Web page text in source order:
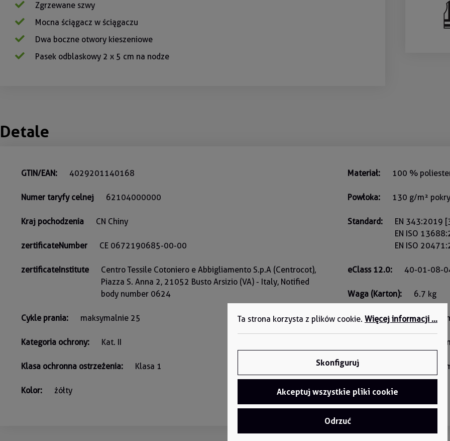
Zgrzewane szwy
Mocna ściągacz w ściągaczu
Dwa boczne otwory kieszeniowe
Pasek odblaskowy 2 x 5 cm na nodze
Detale
GTIN/EAN: 4029201140168
Numer taryfy celnej 62104000000
Kraj pochodzenia CN Chiny
zertificateNumber CE 0672190685-00-00
zertificateInstitute
Centro Tessile Cotoniero e Abbigliamento S.p.A (Centrocot),
Piazza S. Anna 2, 21052 Busto Arsizio (VA) - Italy, Notified
body number 0624
Cykle prania: maksymalnie 25
Kategoria ochrony: Kat. II
Klasa ochronna ostrzeżenia: Klasa 1
Kolor: żółty
Materiał: 100 %
Powłoka: 130 g/m²
Standard:
EN 343:2019
EN ISO
EN ISO
eClass 12.0: 40-01-08-
Waga (Karton): 6.7 kg
Długość (Karton): 238
305
Wysokość (Karton): 391
Ta strona korzysta z plików cookie. Więcej informacji ...
Skonfiguruj
Akceptuj wszystkie pliki cookie
Odrzuć